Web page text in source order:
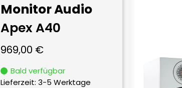
Monitor Audio
Apex A40
969,00 €
Bald verfügbar
Lieferzeit: 3-5 Werktage